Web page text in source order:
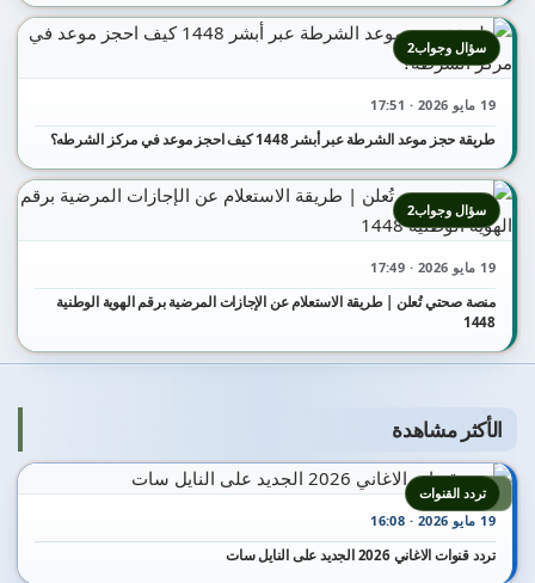
19 مايو 2026 · 17:51
طريقة حجز موعد الشرطة عبر أبشر 1448 كيف احجز موعد في مركز الشرطه؟
سؤال وجواب2
19 مايو 2026 · 17:49
منصة صحتي تُعلن | طريقة الاستعلام عن الإجازات المرضية برقم الهوية الوطنية
1448
سؤال وجواب2
الأكثر مشاهدة
1
19 مايو 2026 · 16:08
تردد قنوات الاغاني 2026 الجديد على النايل سات
تردد القنوات